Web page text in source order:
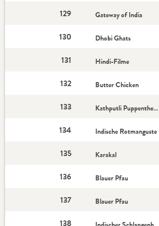
129 Gateway of India
130 Dhobi Ghats
131 Hindi-Filme
132 Butter Chicken
133 Kathputli Puppentheater
134 Indische Rotmanguste
135 Karakal
136 Blauer Pfau
137 Blauer Pfau
138